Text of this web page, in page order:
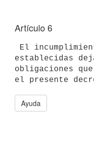
Artículo 6
establecidas
obligaciones
Ayuda